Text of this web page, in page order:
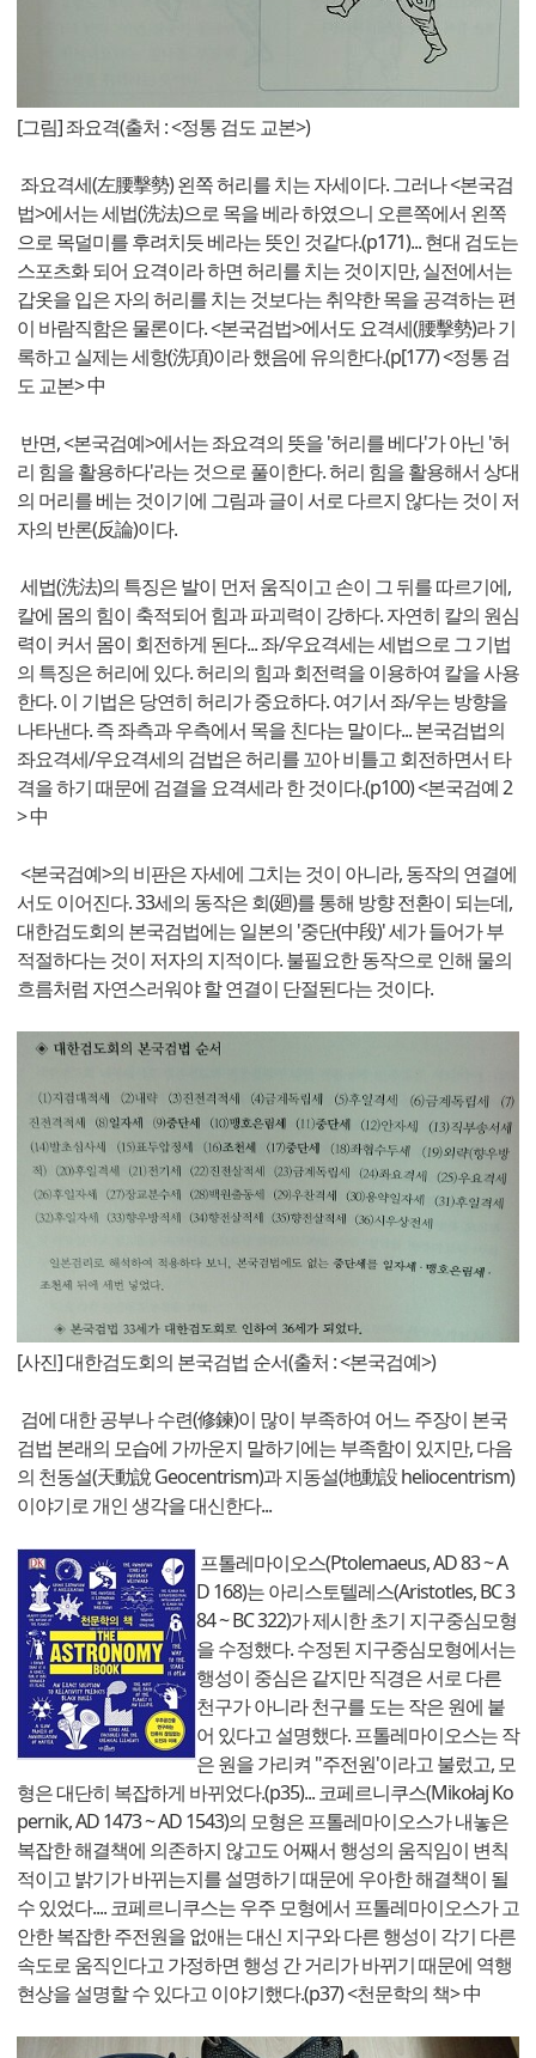
[그림] 좌요격(출처 : <정통 검도 교본>)
좌요격세(左腰擊勢) 왼쪽 허리를 치는 자세이다. 그러나 <본국검
법>에서는 세법(洗法)으로 목을 베라 하였으니 오른쪽에서 왼쪽
으로 목덜미를 후려치듯 베라는 뜻인 것같다.(p171)... 현대 검도는
스포츠화 되어 요격이라 하면 허리를 치는 것이지만, 실전에서는
갑옷을 입은 자의 허리를 치는 것보다는 취약한 목을 공격하는 편
이 바람직함은 물론이다. <본국검법>에서도 요격세(腰擊勢)라 기
록하고 실제는 세항(洗項)이라 했음에 유의한다.(p[177) <정통 검
도 교본> 中
반면, <본국검예>에서는 좌요격의 뜻을 '허리를 베다'가 아닌 '허
리 힘을 활용하다'라는 것으로 풀이한다. 허리 힘을 활용해서 상대
의 머리를 베는 것이기에 그림과 글이 서로 다르지 않다는 것이 저
자의 반론(反論)이다.
세법(洗法)의 특징은 발이 먼저 움직이고 손이 그 뒤를 따르기에,
칼에 몸의 힘이 축적되어 힘과 파괴력이 강하다. 자연히 칼의 원심
력이 커서 몸이 회전하게 된다... 좌/우요격세는 세법으로 그 기법
의 특징은 허리에 있다. 허리의 힘과 회전력을 이용하여 칼을 사용
한다. 이 기법은 당연히 허리가 중요하다. 여기서 좌/우는 방향을
나타낸다. 즉 좌측과 우측에서 목을 친다는 말이다... 본국검법의
좌요격세/우요격세의 검법은 허리를 꼬아 비틀고 회전하면서 타
격을 하기 때문에 검결을 요격세라 한 것이다.(p100) <본국검예 2
> 中
<본국검예>의 비판은 자세에 그치는 것이 아니라, 동작의 연결에
서도 이어진다. 33세의 동작은 회(廻)를 통해 방향 전환이 되는데,
대한검도회의 본국검법에는 일본의 '중단(中段)' 세가 들어가 부
적절하다는 것이 저자의 지적이다. 불필요한 동작으로 인해 물의
흐름처럼 자연스러워야 할 연결이 단절된다는 것이다.
[사진] 대한검도회의 본국검법 순서(출처 : <본국검예>)
검에 대한 공부나 수련(修鍊)이 많이 부족하여 어느 주장이 본국
검법 본래의 모습에 가까운지 말하기에는 부족함이 있지만, 다음
의 천동설(天動說 Geocentrism)과 지동설(地動設 heliocentrism)
이야기로 개인 생각을 대신한다...
프톨레마이오스(Ptolemaeus, AD 83 ~ A
D 168)는 아리스토텔레스(Aristotles, BC 3
84 ~ BC 322)가 제시한 초기 지구중심모형
을 수정했다. 수정된 지구중심모형에서는
행성이 중심은 같지만 직경은 서로 다른
천구가 아니라 천구를 도는 작은 원에 붙
어 있다고 설명했다. 프톨레마이오스는 작
은 원을 가리켜 "주전원'이라고 불렀고, 모
형은 대단히 복잡하게 바뀌었다.(p35)... 코페르니쿠스(Mikołaj Ko
pernik, AD 1473 ~ AD 1543)의 모형은 프톨레마이오스가 내놓은
복잡한 해결책에 의존하지 않고도 어째서 행성의 움직임이 변칙
적이고 밝기가 바뀌는지를 설명하기 때문에 우아한 해결책이 될
수 있었다.... 코페르니쿠스는 우주 모형에서 프톨레마이오스가 고
안한 복잡한 주전원을 없애는 대신 지구와 다른 행성이 각기 다른
속도로 움직인다고 가정하면 행성 간 거리가 바뀌기 때문에 역행
현상을 설명할 수 있다고 이야기했다.(p37) <천문학의 책> 中